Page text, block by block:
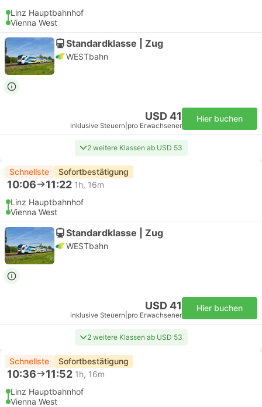
Linz Hauptbahnhof
Vienna West
Standardklasse | Zug
WESTbahn
USD 41
inklusive Steuern pro Erwachsener
Hier buchen
2 weitere Klassen ab USD 53
Schnellste Sofortbestätigung
10:06 11:22 1h, 16m
Linz Hauptbahnhof
Vienna West
Standardklasse | Zug
WESTbahn
USD 41
inklusive Steuern pro Erwachsener
Hier buchen
2 weitere Klassen ab USD 53
Schnellste Sofortbestätigung
10:36 11:52 1h, 16m
Linz Hauptbahnhof
Vienna West